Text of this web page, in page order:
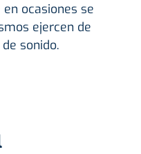
ocasiones se
ejercen de
sonido.